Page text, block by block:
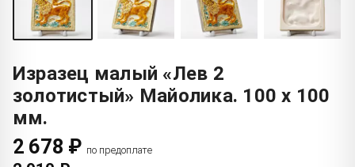
Изразец малый «Лев 2
золотистый» Майолика. 100 x 100
мм.
2 678 ₽ по предоплате